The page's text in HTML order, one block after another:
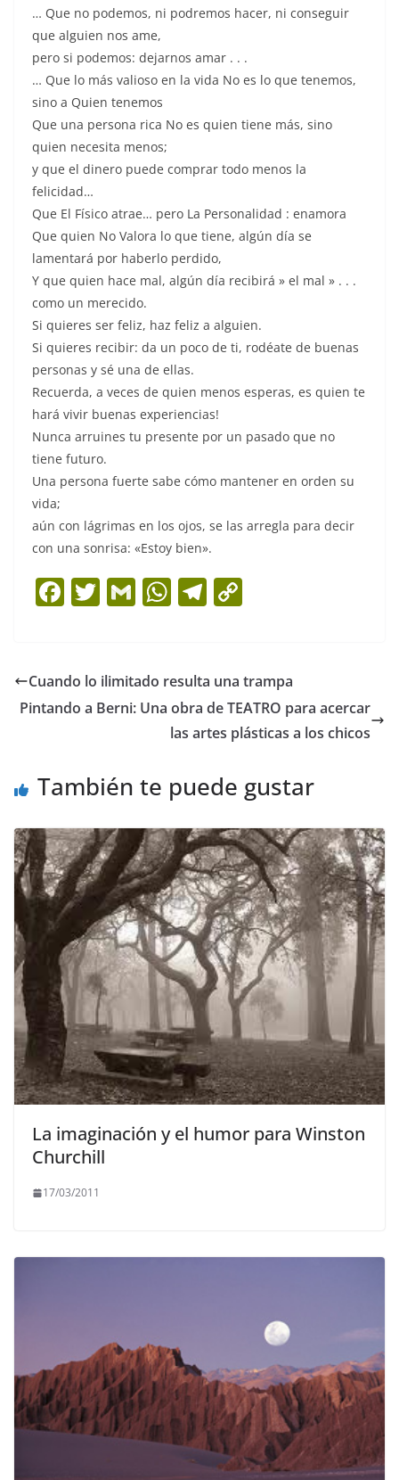
… Que no podemos, ni podremos hacer, ni conseguir
que alguien nos ame,
pero si podemos: dejarnos amar . . .
… Que lo más valioso en la vida No es lo que tenemos,
sino a Quien tenemos
Que una persona rica No es quien tiene más, sino
quien necesita menos;
y que el dinero puede comprar todo menos la
felicidad…
Que El Físico atrae… pero La Personalidad : enamora
Que quien No Valora lo que tiene, algún día se
lamentará por haberlo perdido,
Y que quien hace mal, algún día recibirá » el mal » . . .
como un merecido.
Si quieres ser feliz, haz feliz a alguien.
Si quieres recibir: da un poco de ti, rodéate de buenas
personas y sé una de ellas.
Recuerda, a veces de quien menos esperas, es quien te
hará vivir buenas experiencias!
Nunca arruines tu presente por un pasado que no
tiene futuro.
Una persona fuerte sabe cómo mantener en orden su
vida;
aún con lágrimas en los ojos, se las arregla para decir
con una sonrisa: «Estoy bien».
F
e
b
k
T
er
G
l
W
s
A
p
T
gr
a
m
y
Li
n
Cuando lo ilimitado resulta una trampa
Pintando a Berni: Una obra de TEATRO para acercar
las artes plásticas a los chicos
También te puede gustar
La imaginación y el humor para Winston
Churchill
17/03/2011